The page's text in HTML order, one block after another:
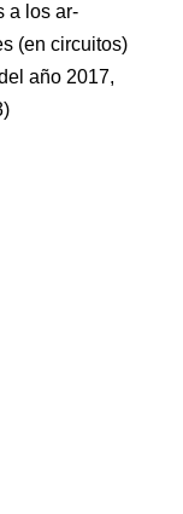
a los ar-
(en circuitos)
año 2017,